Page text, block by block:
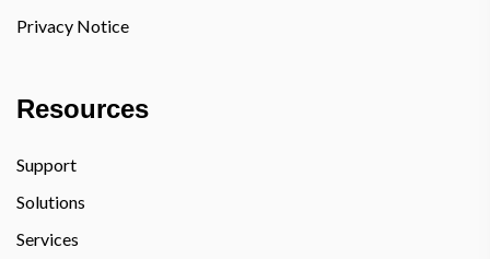
Privacy Notice
Resources
Support
Solutions
Services